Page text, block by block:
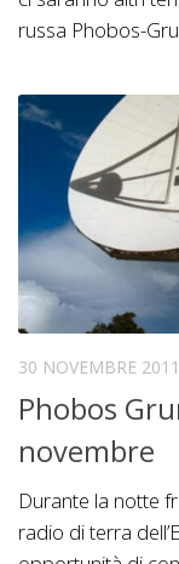
russa Phobos-
30 NOVEMBRE 2011
Phobos
novembre
Durante la notte
radio di terra